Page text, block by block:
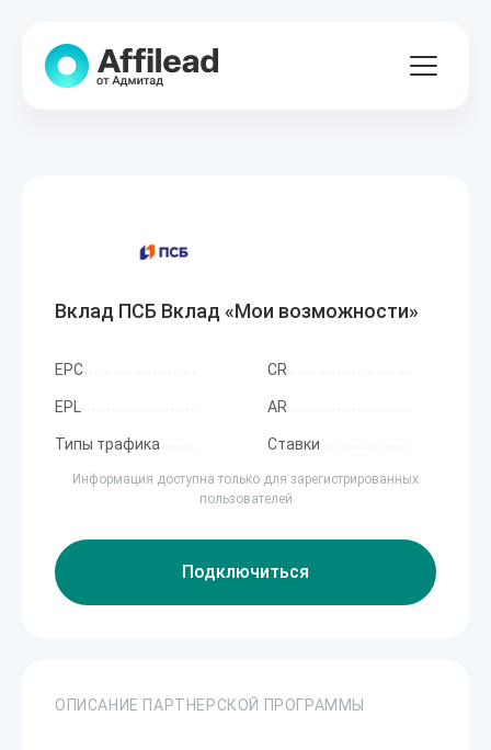
Вклад ПСБ Вклад «Мои возможности»
EPC CR
EPL AR
Типы трафика Ставки
Информация доступна только для зарегистрированных
пользователей
Подключиться
ОПИСАНИЕ ПАРТНЕРСКОЙ ПРОГРАММЫ